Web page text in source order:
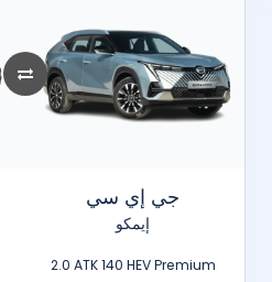
جي إي سي
إيمكو
2.0 ATK 140 HEV Premium